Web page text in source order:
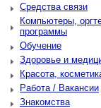
Средства связи
Компьютеры,
программы
Обучение
Здоровье и
Красота,
Работа / Вакансии
Знакомства